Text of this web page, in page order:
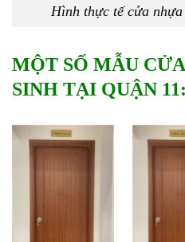
Hình thực tế cửa
MỘT SỐ MẪU
SINH TẠI QUẬN 11: